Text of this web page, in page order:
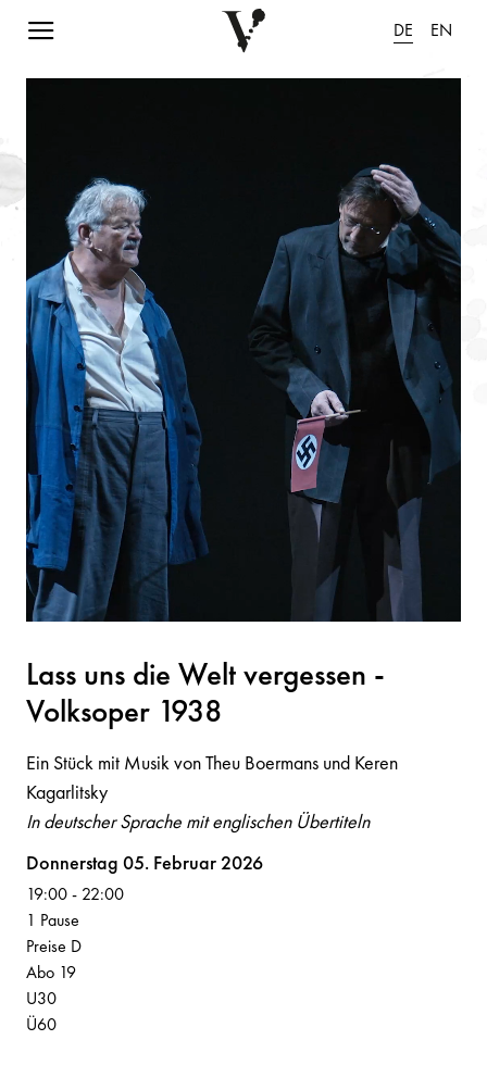
Navigation einblenden DE EN
Lass uns die Welt vergessen -
Volksoper 1938
Ein Stück mit Musik von Theu Boermans und Keren
Kagarlitsky
In deutscher Sprache mit englischen Übertiteln
Volksoper
Donnerstag 05. Februar 2026
19:00- 22:00
1 Pause
Preise D
Abo 19
U30
Ü60